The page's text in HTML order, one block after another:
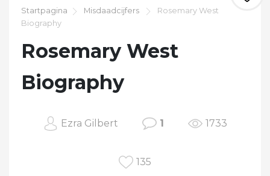
Startpagina Misdaadcijfers
Rosemary West
Biography
Rosemary West
Biography
Ezra Gilbert 1 1733
135